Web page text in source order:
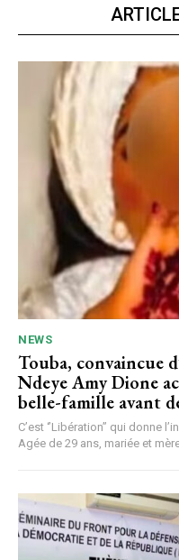
NEWS
Touba, convaincue
Ndeye Amy Dione
belle-famille avant
C’est ‘’Libération’’ qui
Agée de 29 ans, mariée et